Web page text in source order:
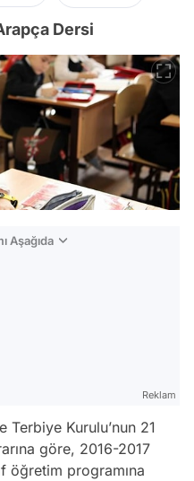
Dersi
Aşağıda
Reklam
Terbiye Kurulu’nun 21
göre, 2016-2017
öğretim programına